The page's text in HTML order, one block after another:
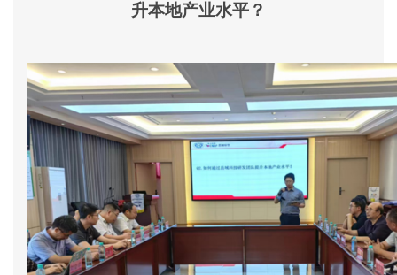
升本地产业水平？